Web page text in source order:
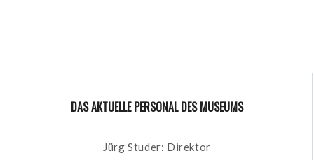
DAS AKTUELLE PERSONAL DES MUSEUMS
Jürg Studer: Direktor